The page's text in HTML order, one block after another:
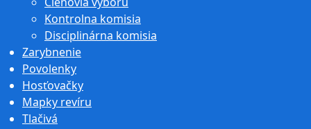
Kontrolna komisia
Disciplinárna komisia
Zarybnenie
Povolenky
Hosťovačky
Mapky revíru
Tlačivá